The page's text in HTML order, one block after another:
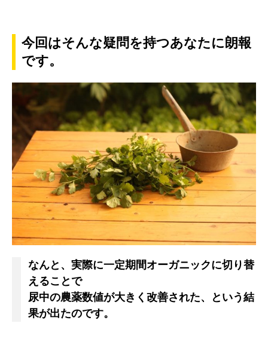
今回はそんな疑問を持つあなたに朗報
です。
なんと、実際に一定期間オーガニックに切り替
えることで
尿中の農薬数値が大きく改善された、という結
果が出たのです。